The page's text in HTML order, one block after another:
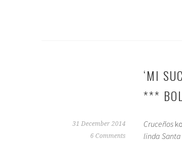
‘MI
***
31 December 2014
6 Comments
Cruceños
linda